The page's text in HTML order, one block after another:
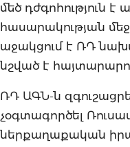
մեծ դժգոհություն է
հասարակության
աջակցում է ՌԴ
նշված է
ՌԴ ԱԳՆ-ն
չօգտագործել
ներքաղաքական